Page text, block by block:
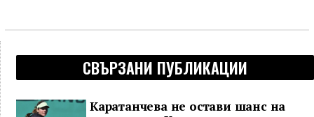
СВЪРЗАНИ ПУБЛИКАЦИИ
Каратанчева не остави шанс на